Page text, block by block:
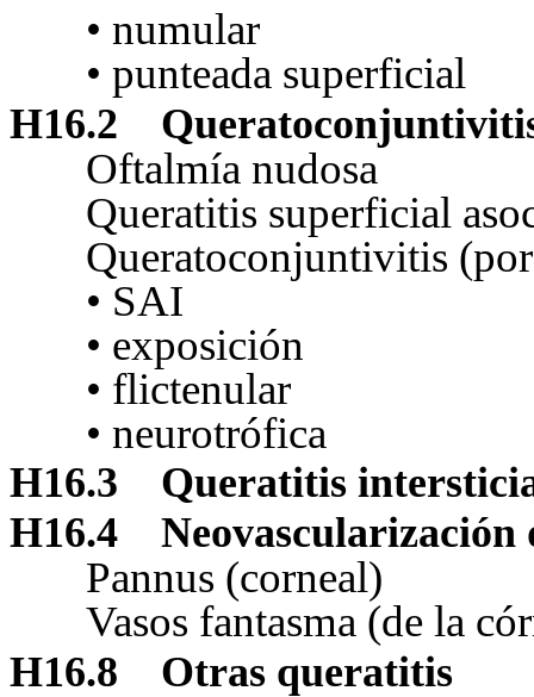
• numular
• punteada superficial
H16.2
Oftalmía nudosa
Queratitis superficial
Queratoconjuntivitis
• SAI
• exposición
• flictenular
• neurotrófica
H16.3
Queratitis
H16.4
Neovascularización
Pannus (corneal)
Vasos fantasma (de la
H16.8
Otras queratitis